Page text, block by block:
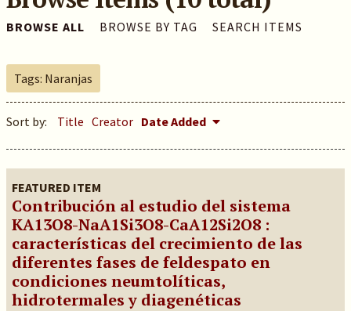
BROWSE ALL BROWSE BY TAG SEARCH ITEMS
Tags: Naranjas
Sort by: Title Creator Date Added
FEATURED ITEM
Contribución al estudio del sistema
KA13O8-NaA1Si3O8-CaA12Si2O8 :
características del crecimiento de las
diferentes fases de feldespato en
condiciones neumtolíticas,
hidrotermales y diagenéticas